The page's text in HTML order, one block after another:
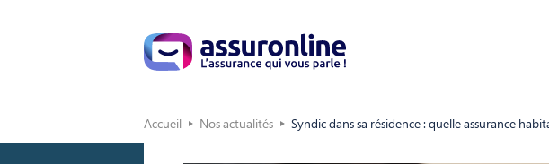
Accueil Nos actualités Syndic dans sa résidence : quelle assurance